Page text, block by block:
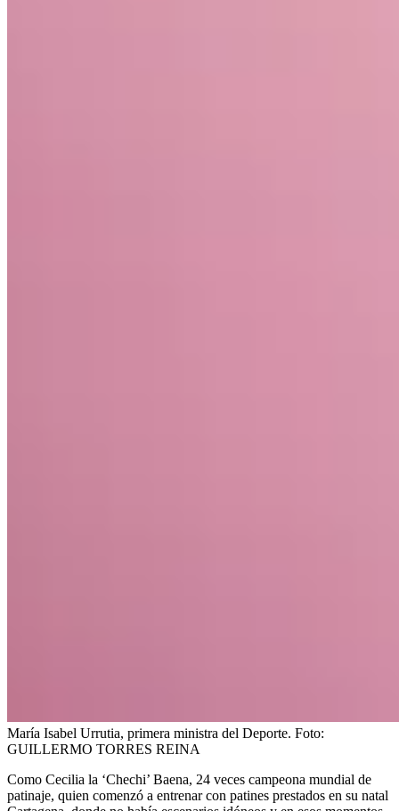
María Isabel Urrutia, primera ministra del Deporte. Foto:
GUILLERMO TORRES REINA
Como Cecilia la ‘Chechi’ Baena, 24 veces campeona mundial de
patinaje, quien comenzó a entrenar con patines prestados en su natal